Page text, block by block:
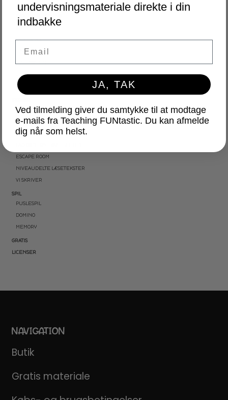
VM I FODBOLD
SKOLESTART
FN-DAGEN
HALLOWEEN
JUL
NYTÅR
AKTIVITETSPAKKER
BRAIN BREAKS
LÆSEKORT
ESCAPE ROOM
NIVEAUDELTE LÆSETEKSTER
VI SKRIVER
SPIL
PUSLESPIL
DOMINO
MEMORY
GRATIS
LICENSER
NAVIGATION
Butik
Gratis materiale
undervisningsmateriale direkte i din
indbakke
JA, TAK
Ved tilmelding giver du samtykke til at modtage
e-mails fra Teaching FUNtastic. Du kan afmelde
dig når som helst.